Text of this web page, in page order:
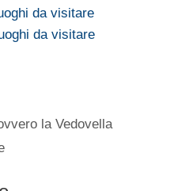
da visitare
da visitare
la Vedovella